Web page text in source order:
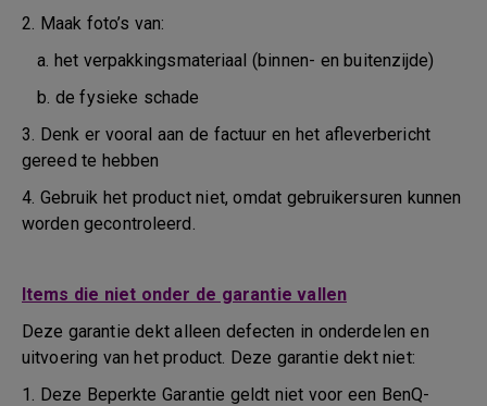
2. Maak foto’s van:
a. het verpakkingsmateriaal (binnen- en buitenzijde)
b. de fysieke schade
3. Denk er vooral aan de factuur en het afleverbericht
gereed te hebben
4. Gebruik het product niet, omdat gebruikersuren kunnen
worden gecontroleerd.
Items die niet onder de garantie vallen
Deze garantie dekt alleen defecten in onderdelen en
uitvoering van het product. Deze garantie dekt niet:
1. Deze Beperkte Garantie geldt niet voor een BenQ-